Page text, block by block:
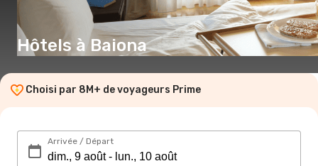
Hôtels à Baiona
Choisi par 8M+ de voyageurs Prime
Arrivée / Départ